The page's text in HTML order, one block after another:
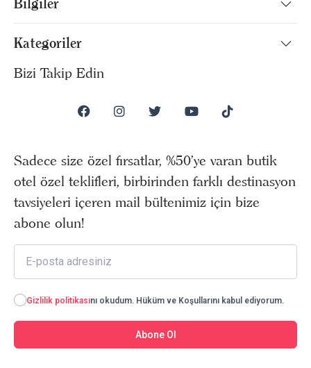
Bilgiler
Kategoriler
Bizi Takip Edin
Sadece size özel fırsatlar, %50’ye varan butik
otel özel teklifleri, birbirinden farklı destinasyon
tavsiyeleri içeren mail bültenimiz için bize
abone olun!
Gizlilik politikasını okudum. Hüküm ve Koşullarını kabul ediyorum.
Abone Ol